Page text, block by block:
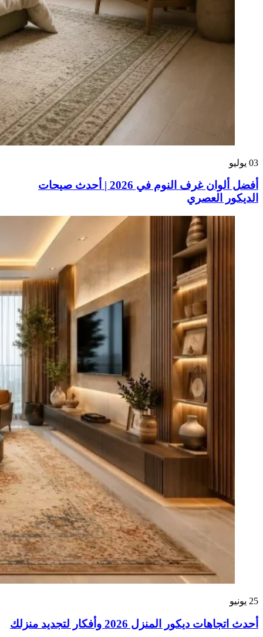
03 يوليو
أفضل ألوان غرف النوم في 2026 | أحدث صيحات
الديكور العصري
25 يونيو
أحدث اتجاهات ديكور المنزل 2026 وأفكار لتجديد منزلك